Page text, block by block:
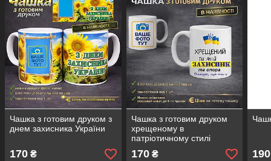
Чашка з готовим друком з
днем захисника України
170 ₴
Чашка з готовим друком
хрещеному в
патріотичному стилі
170₴ 190